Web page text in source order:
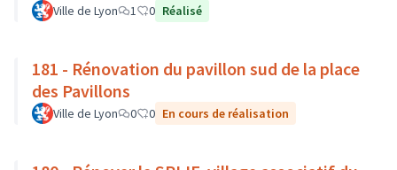
Ville de Lyon 1 0 Réalisé
181 - Rénovation du pavillon sud de la place
des Pavillons
Ville de Lyon 0 0 En cours de réalisation